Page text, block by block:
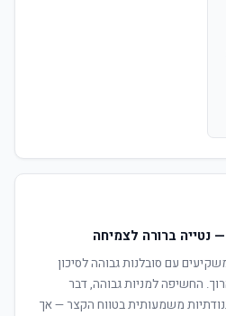
נטייה ברורה לצמיחה
עם סובלנות גבוהה לסיכון
החשיפה למניות גבוהה, דבר
משמעותית בטווח הקצר — אך